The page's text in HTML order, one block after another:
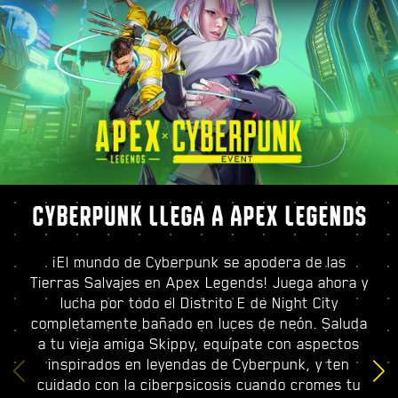
CYBERPUNK LLEGA A APEX LEGENDS
¡El mundo de Cyberpunk se apodera de las
Tierras Salvajes en Apex Legends! Juega ahora y
lucha por todo el Distrito E de Night City
completamente bañado en luces de neón. Saluda
a tu vieja amiga Skippy, equípate con aspectos
inspirados en leyendas de Cyberpunk, y ten
cuidado con la ciberpsicosis cuando cromes tu